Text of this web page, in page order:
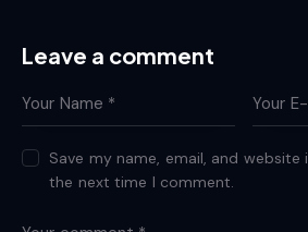
Leave a comment
Save my name, email, and
the next time I comment.